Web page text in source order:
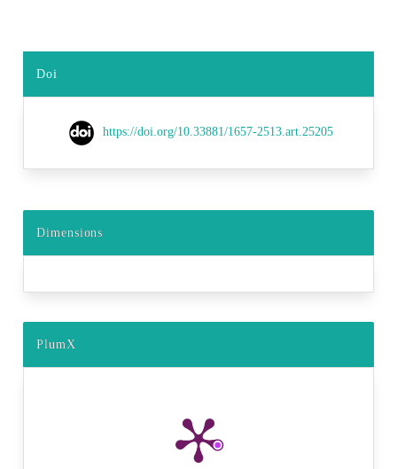
Doi
https://doi.org/10.33881/1657-2513.art.25205
Dimensions
PlumX